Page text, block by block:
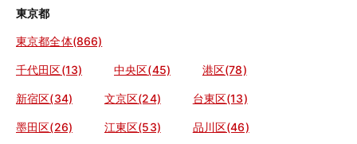
東京都
東京都全体(866)
千代田区(13) 中央区(45) 港区(78)
新宿区(34) 文京区(24) 台東区(13)
墨田区(26) 江東区(53) 品川区(46)